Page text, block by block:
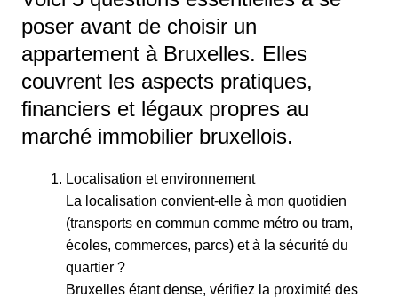
poser avant de choisir un
appartement à Bruxelles. Elles
couvrent les aspects pratiques,
financiers et légaux propres au
marché immobilier bruxellois.
Localisation et environnement
La localisation convient-elle à mon quotidien
(transports en commun comme métro ou tram,
écoles, commerces, parcs) et à la sécurité du
quartier ?
​Bruxelles étant dense, vérifiez la proximité des